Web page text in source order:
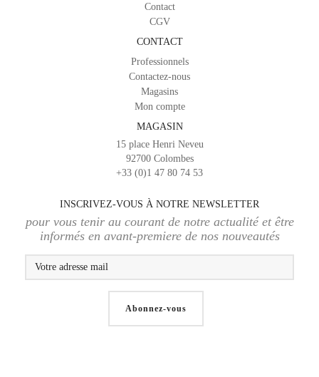
Contact
CGV
CONTACT
Professionnels
Contactez-nous
Magasins
Mon compte
MAGASIN
15 place Henri Neveu
92700 Colombes
+33 (0)1 47 80 74 53
INSCRIVEZ-VOUS À NOTRE NEWSLETTER
pour vous tenir au courant de notre actualité et être
informés en avant-premiere de nos nouveautés